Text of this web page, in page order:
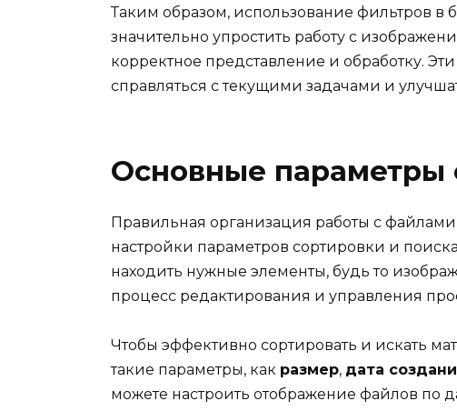
Таким образом, использование фильтров в
значительно упростить работу с
корректное представление и обработку.
справляться с текущими задачами и
Основные параметры
Правильная организация работы с
настройки параметров сортировки и
находить нужные элементы, будь то
процесс редактирования и управления
Чтобы эффективно сортировать и искать
такие параметры, как размер, дата
можете настроить отображение файлов по